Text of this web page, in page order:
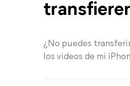
¿No puedes
los videos de mi